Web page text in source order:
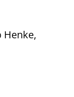
Henke,